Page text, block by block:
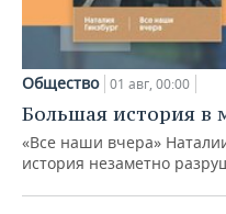
Общество 01 авг, 00:00
Большая история в
«Все наши вчера»
история незаметно